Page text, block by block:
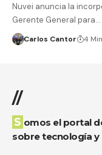
Nuvei anuncia la
Gerente General para…
Carlos Cantor 4
//
Somos el portal donde obtendrás las novedades
sobre tecnología